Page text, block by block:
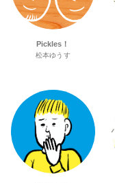
Pickles！
松本ゆうす